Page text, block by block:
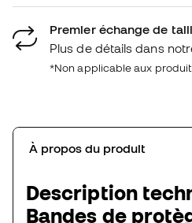
Premier échange de
Plus de détails dans
*Non applicable aux
À propos du produit
Description
Bandes de